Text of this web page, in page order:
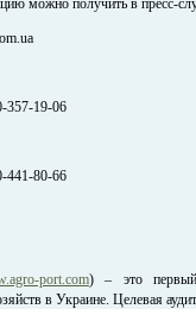
357-19-06
441-80-66
port.com) – это
в Украине. Целевая